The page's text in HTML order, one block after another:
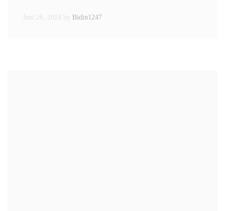
Juni 26, 2018 by Bidin1247